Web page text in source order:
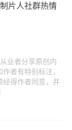
片人社群热情
业者分享原创内
者有特别标注，
经得作者同意，并